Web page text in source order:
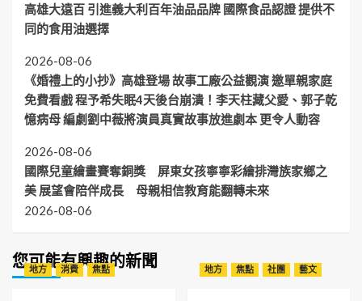
高雄大遠百 引進義大利百年油品品牌 國際食品認證 提供不
同的食用油選擇
2026-08-06
《婚禮上的小抄》高雄登場 故事工廠公益觀演 邀單親家庭
免費看戲 程予希失眠4天後台崩潰！李天柱藏父愛、郭子乾
憶病母 編劇劉中薇將演員真實故事放進劇本 更令人動容
2026-08-06
國際兒童繪畫賽奪銅獎 屏東女孩寧寧彩繪排灣族家鄉之
美 展望會陪伴成長 母親相信教育能翻轉未來
2026-08-06
您可能有興趣的新聞
地方 消費 焦點 地方 焦點 社團 藝文